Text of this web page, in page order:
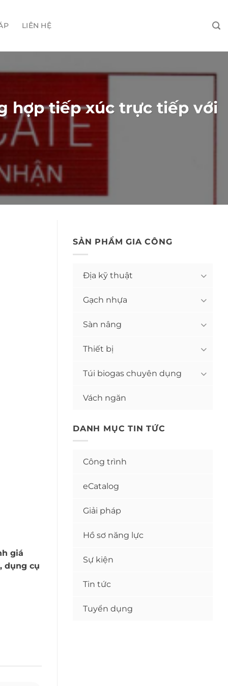
LIÊN HỆ
hợp tiếp xúc trực tiếp với
giá
dụng cụ
SẢN PHẨM GIA CÔNG
Địa kỹ thuật
Gạch nhựa
Sàn nâng
Thiết bị
Túi biogas chuyên dụng
Vách ngăn
DANH MỤC TIN TỨC
Công trình
eCatalog
Giải pháp
Hồ sơ năng lực
Sự kiện
Tin tức
Tuyển dụng